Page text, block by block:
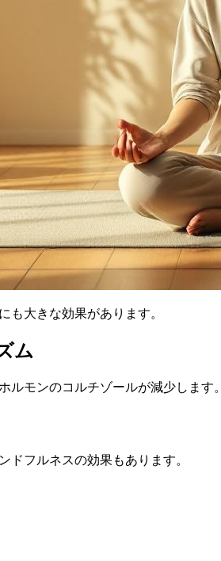
も大きな効果があります。
ム
ルモンのコルチゾールが減少します。
ドフルネスの効果もあります。